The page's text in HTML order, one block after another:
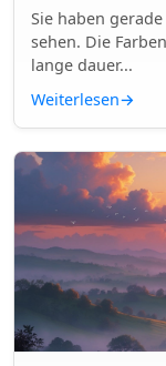
Sie haben
sehen. Die
lange dauer...
Weiterlesen→